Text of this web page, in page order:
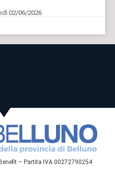
02/06/2026
– Partita IVA 00272790254